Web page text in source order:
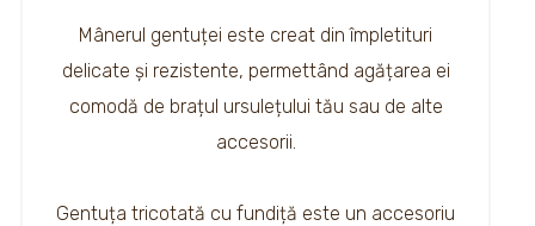
Mânerul gentuței este creat din împletituri
delicate și rezistente, permettând agățarea ei
comodă de brațul ursulețului tău sau de alte
accesorii.
Gentuța tricotată cu fundiță este un accesoriu